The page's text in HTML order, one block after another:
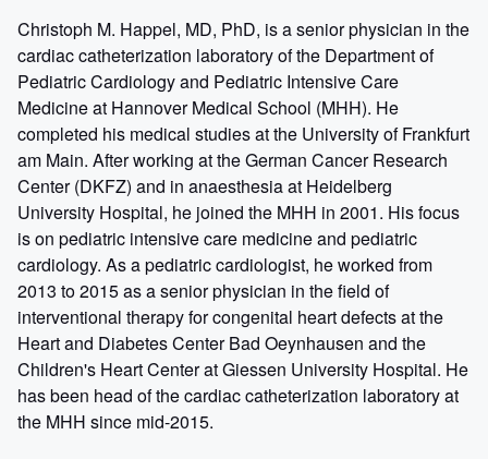
Christoph M. Happel, MD, PhD, is a senior physician in the
cardiac catheterization laboratory of the Department of
Pediatric Cardiology and Pediatric Intensive Care
Medicine at Hannover Medical School (MHH). He
completed his medical studies at the University of Frankfurt
am Main. After working at the German Cancer Research
Center (DKFZ) and in anaesthesia at Heidelberg
University Hospital, he joined the MHH in 2001. His focus
is on pediatric intensive care medicine and pediatric
cardiology. As a pediatric cardiologist, he worked from
2013 to 2015 as a senior physician in the field of
interventional therapy for congenital heart defects at the
Heart and Diabetes Center Bad Oeynhausen and the
Children's Heart Center at Giessen University Hospital. He
has been head of the cardiac catheterization laboratory at
the MHH since mid-2015.